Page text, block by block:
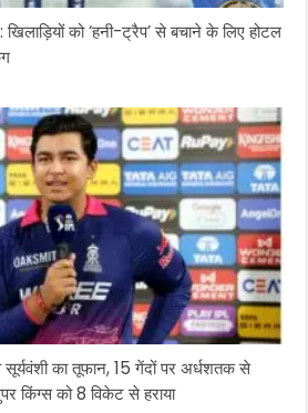
को ‘हनी-ट्रैप’ से बचाने के लिए होटल
का तूफान, 15 गेंदों पर अर्धशतक से
किंग्स को 8 विकेट से हराया